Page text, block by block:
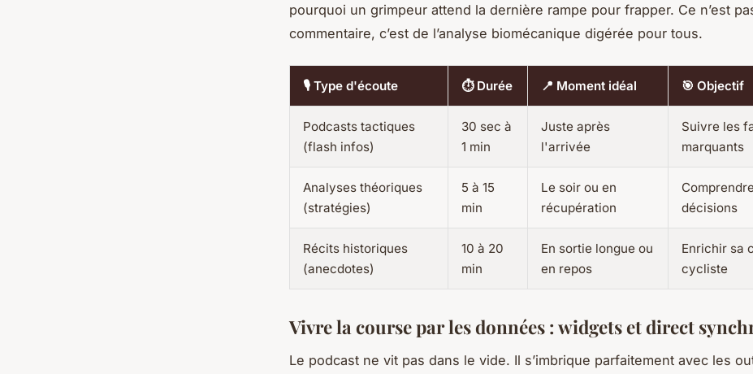
pourquoi un grimpeur attend la dernière rampe pour frapper. Ce n’est
commentaire, c’est de l’analyse biomécanique digérée pour tous.
🎙️ Type d'écoute ⏱️ Durée 📍 Moment idéal 🎯 Objectif
Podcasts tactiques
(flash infos)
30 sec à
1 min
Juste après
l'arrivée
Suivre les
marquants
Analyses théoriques
(stratégies)
5 à 15
min
Le soir ou en
récupération
décisions
Récits historiques
(anecdotes)
10 à 20
min
En sortie longue ou
en repos
Enrichir sa
cycliste
Vivre la course par les données : widgets et direct
Le podcast ne vit pas dans le vide. Il s’imbrique parfaitement avec les